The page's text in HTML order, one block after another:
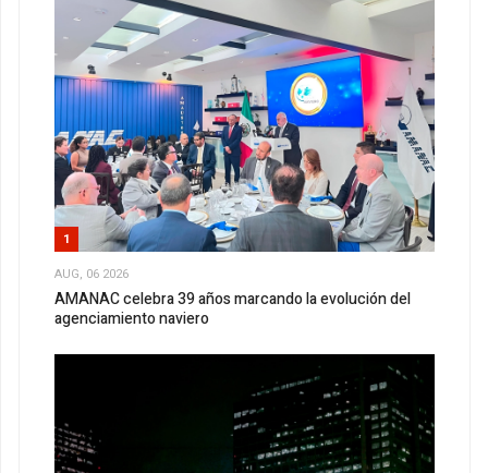
1
AUG, 06 2026
AMANAC celebra 39 años marcando la evolución del
agenciamiento naviero